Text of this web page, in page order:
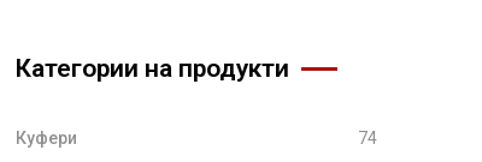
Категории на продукти
Куфери
74